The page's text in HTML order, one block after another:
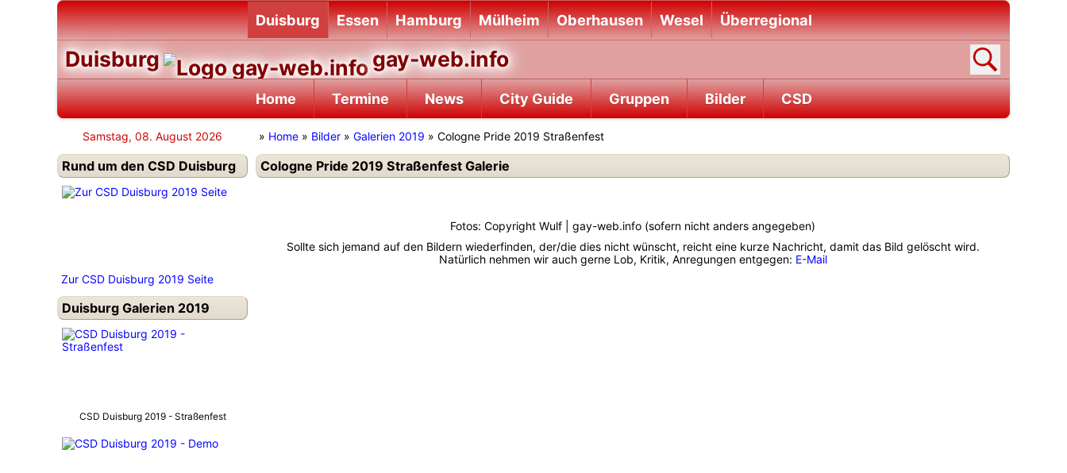
Duisburg Essen Hamburg Mülheim Oberhausen Wesel Überregional
Duisburg gay-web.info
Home Termine News City Guide Gruppen Bilder CSD
Samstag, 08. August 2026
Rund um den CSD Duisburg
Zur CSD Duisburg 2019 Seite
Duisburg Galerien 2019
CSD Duisburg 2019 - Straßenfest
» Home » Bilder » Galerien 2019 » Cologne Pride 2019 Straßenfest
Cologne Pride 2019 Straßenfest Galerie
Fotos: Copyright Wulf | gay-web.info (sofern nicht anders angegeben)
Sollte sich jemand auf den Bildern wiederfinden, der/die dies nicht wünscht, reicht eine kurze Nachricht, damit das Bild gelöscht wird.
Natürlich nehmen wir auch gerne Lob, Kritik, Anregungen entgegen: E-Mail